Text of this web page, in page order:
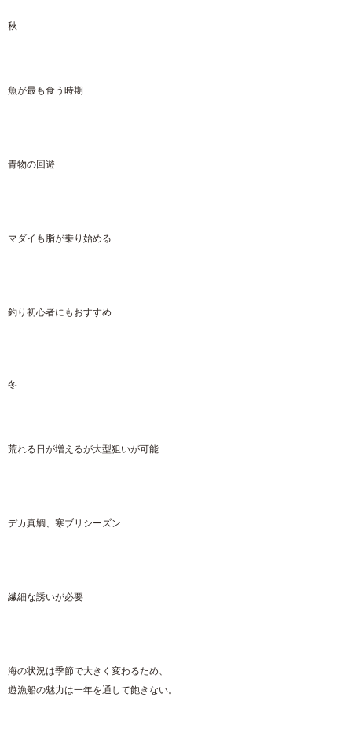
秋
魚が最も食う時期
青物の回遊
マダイも脂が乗り始める
釣り初心者にもおすすめ
冬
荒れる日が増えるが大型狙いが可能
デカ真鯛、寒ブリシーズン
繊細な誘いが必要
海の状況は季節で大きく変わるため、
遊漁船の魅力は一年を通して飽きない。